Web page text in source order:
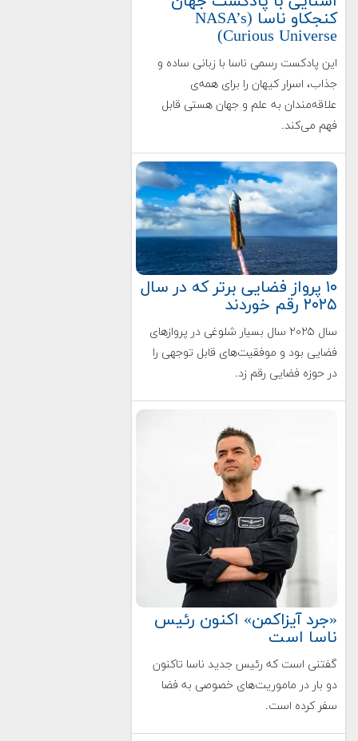
کنجکاو ناسا (NASA’s
Curious Universe)
این پادکست رسمی ناسا با زبانی ساده و
جذاب، اسرار کیهان را برای همه‌ی
علاقه‌مندان به علم و جهان هستی قابل
فهم می‌کند.
۱۰ پرواز فضایی برتر که در سال
۲۰۲۵ رقم خوردند
سال ۲۰۲۵ سال بسیار شلوغی در پروازهای
فضایی بود و موفقیت‌های قابل توجهی را
در حوزه فضایی رقم زد.
«جرد آیزاکمن» اکنون رئیس
ناسا است
گفتنی است که رئیس جدید ناسا تاکنون
دو بار در ماموریت‌های خصوصی به فضا
سفر کرده است.